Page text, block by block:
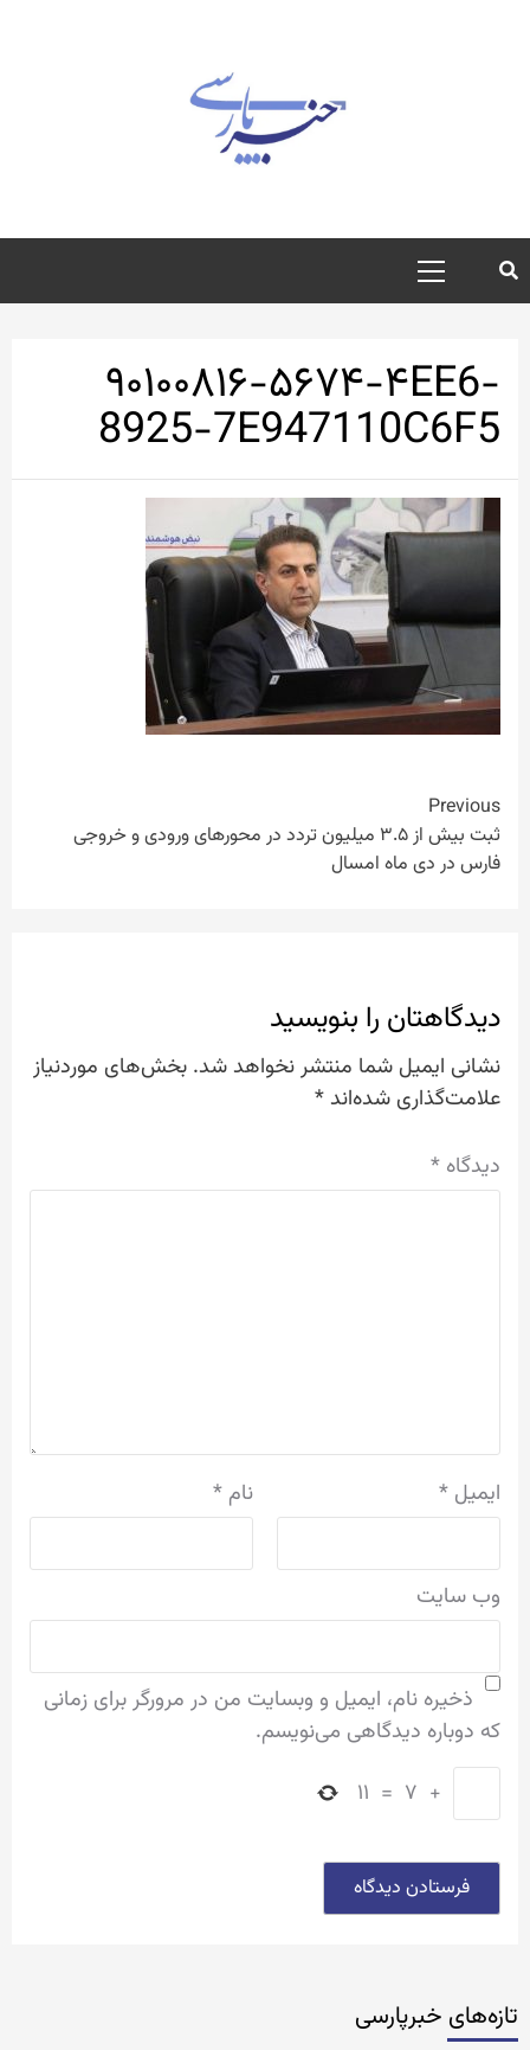
منوی
اصلی
۹۰۱۰۰۸۱۶-۵۶۷۴-۴EE6-
8925-7E947110C6F5
Continue
Reading
Previous
ثبت بیش از ۳.۵ میلیون تردد در محورهای ورودی و خروجی
فارس در دی ماه امسال
دیدگاهتان را بنویسید
نشانی ایمیل شما منتشر نخواهد شد. بخش‌های موردنیاز
علامت‌گذاری شده‌اند *
دیدگاه *
نام * ایمیل *
وب‌ سایت
ذخیره نام، ایمیل و وبسایت من در مرورگر برای زمانی
که دوباره دیدگاهی می‌نویسم.
+ ۷ = ۱۱
تازه‌‏های خبرپارسی